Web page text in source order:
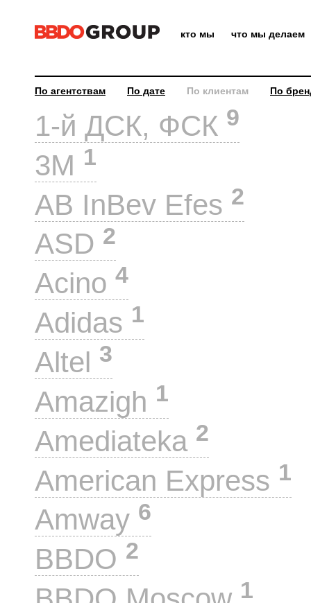
кто мы что мы делаем
По агентствам По дате По клиентам По
1-й ДСК, ФСК 9
3M 1
AB InBev Efes 2
ASD 2
Acino 4
Adidas 1
Altel 3
Amazigh 1
Amediateka 2
American Express 1
Amway 6
BBDO 2
1